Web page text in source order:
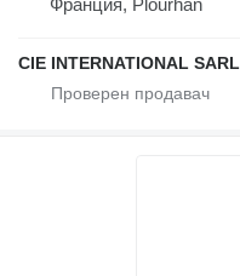
Франция, Plourhan
CIE INTERNATIONAL SARL